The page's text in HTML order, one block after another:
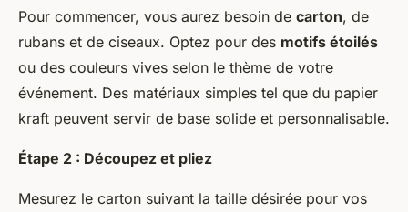
Pour commencer, vous aurez besoin de carton, de
rubans et de ciseaux. Optez pour des motifs étoilés
ou des couleurs vives selon le thème de votre
événement. Des matériaux simples tel que du papier
kraft peuvent servir de base solide et personnalisable.
Étape 2 : Découpez et pliez
Mesurez le carton suivant la taille désirée pour vos